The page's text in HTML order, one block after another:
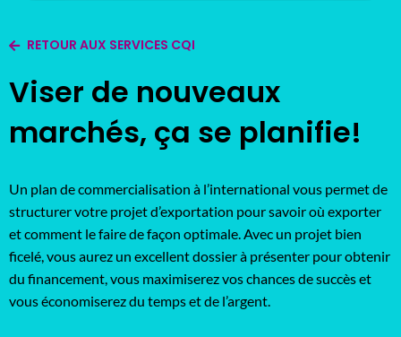
RETOUR AUX SERVICES CQI
Viser de nouveaux
marchés, ça se planifie!
Un plan de commercialisation à l’international vous permet de
structurer votre projet d’exportation pour savoir où exporter
et comment le faire de façon optimale. Avec un projet bien
ficelé, vous aurez un excellent dossier à présenter pour obtenir
du financement, vous maximiserez vos chances de succès et
vous économiserez du temps et de l’argent.